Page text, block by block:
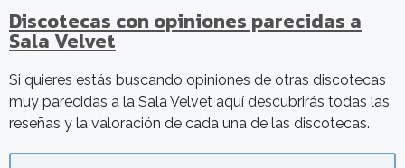
Discotecas con opiniones parecidas a
Sala Velvet
Si quieres estás buscando opiniones de otras discotecas
muy parecidas a la Sala Velvet aquí descubrirás todas las
reseñas y la valoración de cada una de las discotecas.